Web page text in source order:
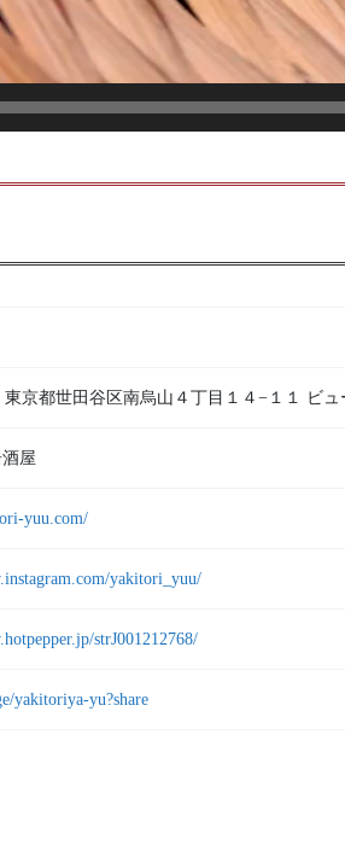
東京都世田谷区南烏山４丁目１４−１１ ビ
屋
yuu.com/
yakitori_yuu/
strJ001212768/
yakitoriya-yu?share